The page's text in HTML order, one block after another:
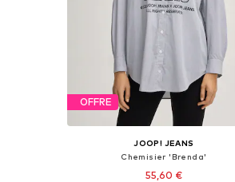
OFFRE
JOOP! JEANS
Chemisier 'Brenda'
55,60 €